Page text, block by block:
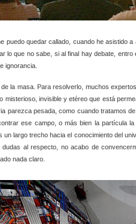
puedo quedar callado, cuando he asistido
lo que no sabe, si al final hay debate,
ignorancia.
la masa. Para resolverlo, muchos
misterioso, invisible y etéreo que está
parezca pesada, como cuando tratamos
ese campo, o más bien la partícula
un largo trecho hacia el conocimiento del
al respecto, no acabo de
nada claro.